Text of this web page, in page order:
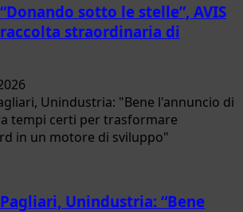
sotto le stelle”, AVIS
straordinaria di
Unindustria: “Bene